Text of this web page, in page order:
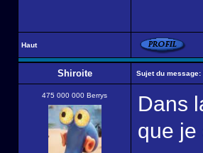
Haut
Shiroite Sujet du message:
475 000 000 Berrys
Dans
que je